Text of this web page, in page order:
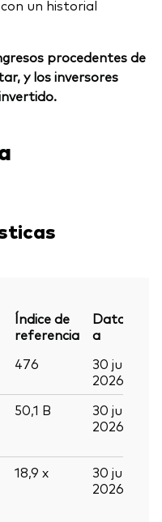
un historial
procedentes de
y los inversores
Índice de
referencia
Datos
a
476
30 jun
2026
50,1 B
30 jun
2026
18,9 x
30 jun
2026